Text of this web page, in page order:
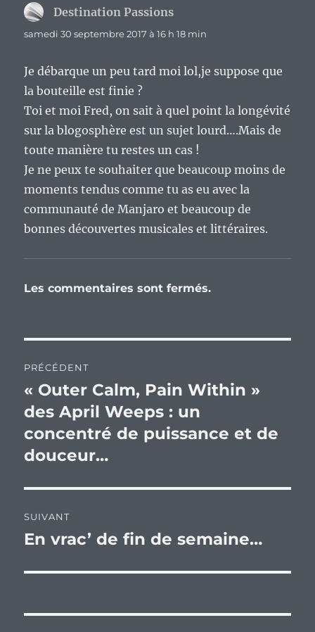
Destination Passions
samedi 30 septembre 2017 à 16 h 18 min
Je débarque un peu tard moi lol,je suppose que
la bouteille est finie ?
Toi et moi Fred, on sait à quel point la longévité
sur la blogosphère est un sujet lourd….Mais de
toute manière tu restes un cas !
Je ne peux te souhaiter que beaucoup moins de
moments tendus comme tu as eu avec la
communauté de Manjaro et beaucoup de
bonnes découvertes musicales et littéraires.
Les commentaires sont fermés.
de
l’article
PRÉCÉDENT
Publication
précédente :
« Outer Calm, Pain Within »
des April Weeps : un
concentré de puissance et de
douceur…
SUIVANT
Publication
En vrac’ de fin de semaine…